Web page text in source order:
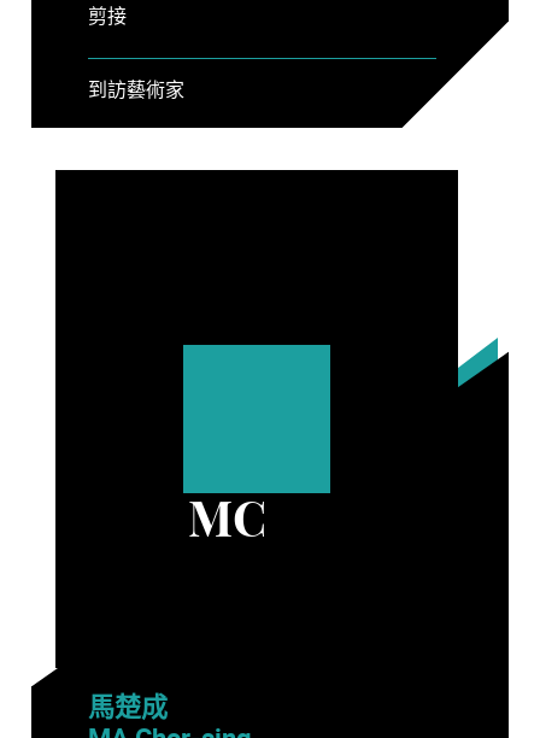
剪接
到訪藝術家
MC
馬楚成